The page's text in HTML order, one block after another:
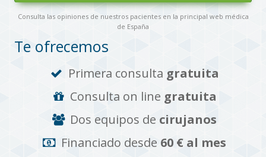
Consulta las opiniones de nuestros pacientes en la principal web médica
de España
Te ofrecemos
Primera consulta gratuita
Consulta on line gratuita
Dos equipos de cirujanos
Financiado desde 60 € al mes